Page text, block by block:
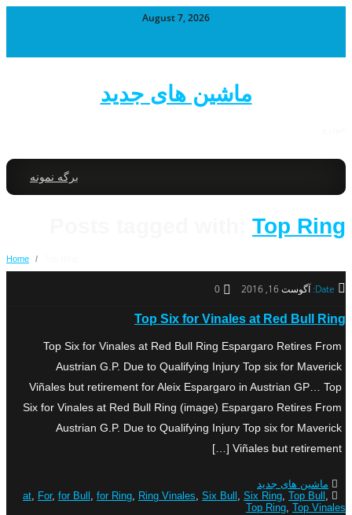
August 7, 2026
ماشین های جدید
برگه نمونه
Top Ring
Home /
Date: آگوست 16, 2016 0
Top Six for Vinales at Red Bull Ring
Top Six for Vinales at Red Bull Ring Espargaro Retires From
Austrian G.P. Due to Qualifying Injury Top six for Maverick
Viñales but retirement for Aleix Espargaro in Austrian GP… Top
Six for Vinales at Red Bull Ring (image) Espargaro Retires From
Austrian G.P. Due to Qualifying Injury Top six for Maverick
Viñales but retirement […]
ماشین های جدید
at, For, for Bull , for Ring, Ring Vinales, Six Bull , Six Ring, Top Bull ,
Top Ring, Top Vinales